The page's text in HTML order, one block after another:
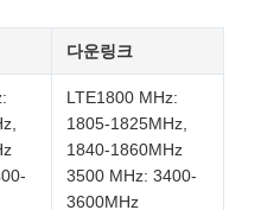
다운링크
LTE1800 MHz:
1805-1825MHz,
1840-1860MHz
3500 MHz: 3400-
3600MHz